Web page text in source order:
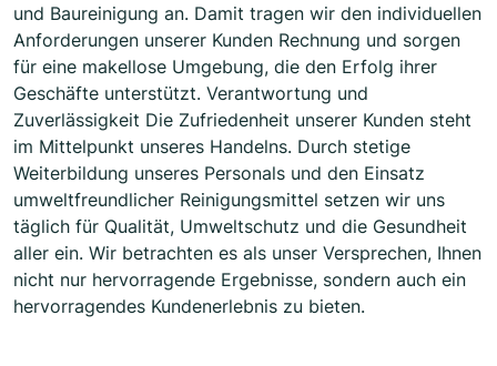
und Baureinigung an. Damit tragen wir den individuellen
Anforderungen unserer Kunden Rechnung und sorgen
für eine makellose Umgebung, die den Erfolg ihrer
Geschäfte unterstützt. Verantwortung und
Zuverlässigkeit Die Zufriedenheit unserer Kunden steht
im Mittelpunkt unseres Handelns. Durch stetige
Weiterbildung unseres Personals und den Einsatz
umweltfreundlicher Reinigungsmittel setzen wir uns
täglich für Qualität, Umweltschutz und die Gesundheit
aller ein. Wir betrachten es als unser Versprechen, Ihnen
nicht nur hervorragende Ergebnisse, sondern auch ein
hervorragendes Kundenerlebnis zu bieten.